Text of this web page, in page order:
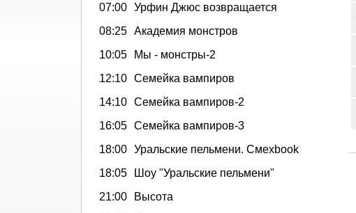
07:00 Урфин Джюс возвращается
08:25 Академия монстров
10:05
Мы - монстры-2
12:10 Семейка вампиров
14:10 Семейка вампиров-2
16:05 Семейка вампиров-3
18:00 Уральские пельмени. Смехbook
18:05
Шоу "Уральские пельмени"
21:00
Высота